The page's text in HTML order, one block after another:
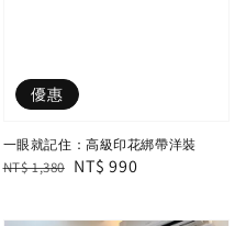
優惠
一眼就記住：高級印花綁帶洋裝
Regular
NT$ 1,380 Sale
NT$ 990